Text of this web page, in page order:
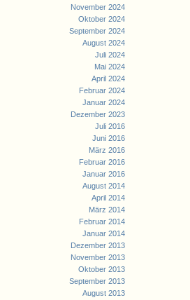
November 2024
Oktober 2024
September 2024
August 2024
Juli 2024
Mai 2024
April 2024
Februar 2024
Januar 2024
Dezember 2023
Juli 2016
Juni 2016
März 2016
Februar 2016
Januar 2016
August 2014
April 2014
März 2014
Februar 2014
Januar 2014
Dezember 2013
November 2013
Oktober 2013
September 2013
August 2013